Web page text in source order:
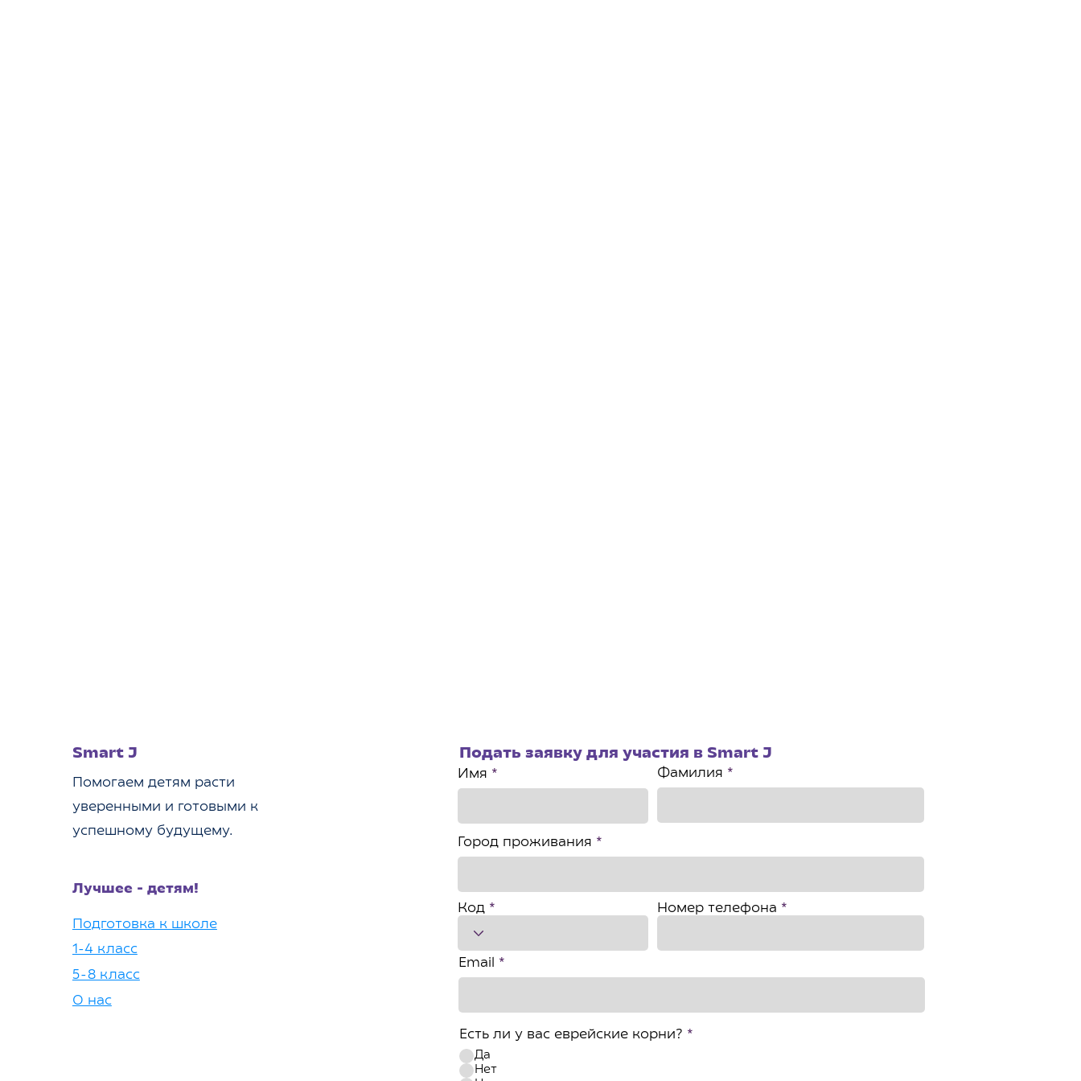
Smart J
Помогаем детям расти
уверенными и готовыми к
успешному будущему.
Лучшее - детям!
Подготовка к школе
1-4 класс
5-8 класс
О нас
Подать заявку для участия в Smart J
Имя Фамилия
Город проживания
Код Номер телефона
Email
Есть ли у вас еврейские корни? *
Да
Нет